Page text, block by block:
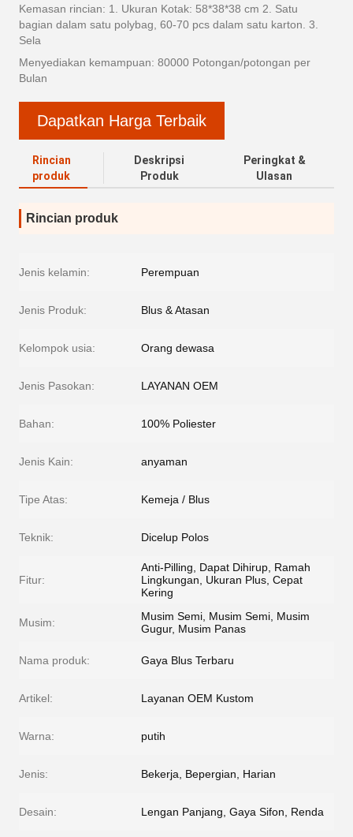
Kemasan rincian: 1. Ukuran Kotak: 58*38*38 cm 2. Satu
bagian dalam satu polybag, 60-70 pcs dalam satu karton. 3.
Sela
Menyediakan kemampuan: 80000 Potongan/potongan per
Bulan
Dapatkan Harga Terbaik
Rincian
produk
Deskripsi
Produk
Peringkat &
Ulasan
Rincian produk
Jenis kelamin: Perempuan
Jenis Produk: Blus & Atasan
Kelompok usia: Orang dewasa
Jenis Pasokan: LAYANAN OEM
Bahan: 100% Poliester
Jenis Kain: anyaman
Tipe Atas: Kemeja / Blus
Teknik: Dicelup Polos
Fitur:
Anti-Pilling, Dapat Dihirup, Ramah
Lingkungan, Ukuran Plus, Cepat
Kering
Musim:
Musim Semi, Musim Semi, Musim
Gugur, Musim Panas
Nama produk: Gaya Blus Terbaru
Artikel: Layanan OEM Kustom
Warna: putih
Jenis: Bekerja, Bepergian, Harian
Desain: Lengan Panjang, Gaya Sifon, Renda